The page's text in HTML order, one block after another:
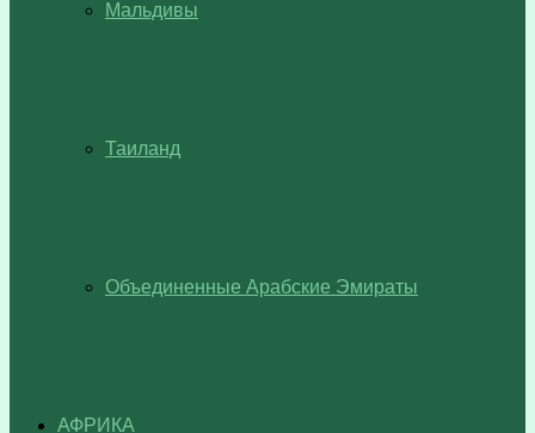
Мальдивы
Таиланд
Объединенные Арабские Эмираты
АФРИКА